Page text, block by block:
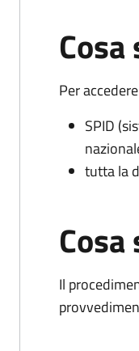
Cosa
Per
SPID
tutta la
Il